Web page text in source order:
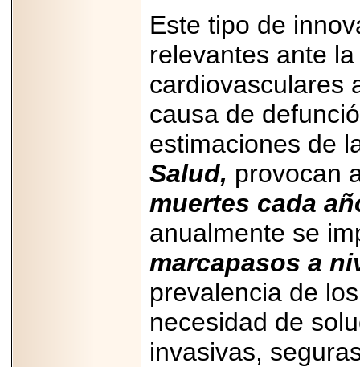
Este tipo de
relevantes ante
cardiovasculares
causa de
estimaciones de
Salud, provocan
muertes cada
anualmente se
marcapasos a
prevalencia de
necesidad de
invasivas,